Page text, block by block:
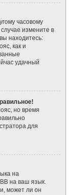
часовому
измените в
находитесь:
как и
удачный
но время
для
на
на ваш язык.
может ли он